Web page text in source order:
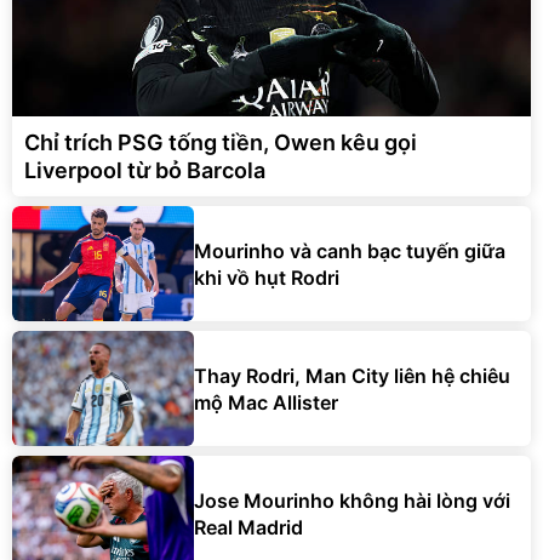
Chỉ trích PSG tống tiền, Owen kêu gọi
Liverpool từ bỏ Barcola
Mourinho và canh bạc tuyến giữa
khi vồ hụt Rodri
Thay Rodri, Man City liên hệ chiêu
mộ Mac Allister
Jose Mourinho không hài lòng với
Real Madrid